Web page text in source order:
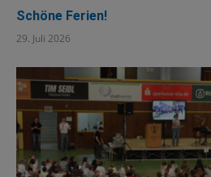
Schöne Ferien!
29. Juli 2026